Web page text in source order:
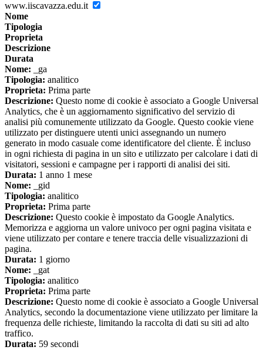
www.iiscavazza.edu.it
Nome
Tipologia
Proprieta
Descrizione
Durata
Nome: _ga
Tipologia: analitico
Proprieta: Prima parte
Descrizione: Questo nome di cookie è associato a Google Universal
Analytics, che è un aggiornamento significativo del servizio di
analisi più comunemente utilizzato da Google. Questo cookie viene
utilizzato per distinguere utenti unici assegnando un numero
generato in modo casuale come identificatore del cliente. È incluso
in ogni richiesta di pagina in un sito e utilizzato per calcolare i dati di
visitatori, sessioni e campagne per i rapporti di analisi dei siti.
Durata: 1 anno 1 mese
Nome: _gid
Tipologia: analitico
Proprieta: Prima parte
Descrizione: Questo cookie è impostato da Google Analytics.
Memorizza e aggiorna un valore univoco per ogni pagina visitata e
viene utilizzato per contare e tenere traccia delle visualizzazioni di
pagina.
Durata: 1 giorno
Nome: _gat
Tipologia: analitico
Proprieta: Prima parte
Descrizione: Questo nome di cookie è associato a Google Universal
Analytics, secondo la documentazione viene utilizzato per limitare la
frequenza delle richieste, limitando la raccolta di dati su siti ad alto
traffico.
Durata: 59 secondi